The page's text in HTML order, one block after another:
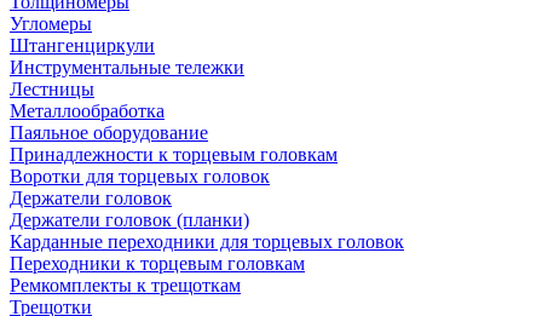
Угломеры
Штангенциркули
Инструментальные тележки
Лестницы
Металлообработка
Паяльное оборудование
Принадлежности к торцевым головкам
Воротки для торцевых головок
Держатели головок
Держатели головок (планки)
Карданные переходники для торцевых головок
Переходники к торцевым головкам
Ремкомплекты к трещоткам
Трещотки